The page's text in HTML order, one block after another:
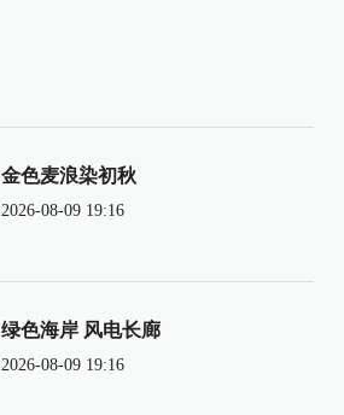
金色麦浪染初秋
2026-08-09 19:16
绿色海岸 风电长廊
2026-08-09 19:16